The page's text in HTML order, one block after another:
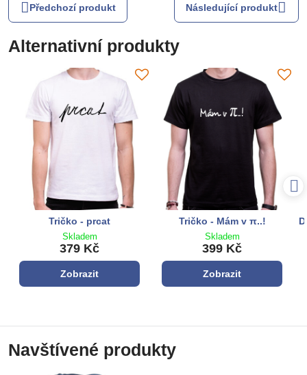
Předchozí produkt Následující produkt
Alternativní produkty
Tričko - prcat
Skladem
379 Kč
Zobrazit
Tričko - Mám v π..!
Skladem
399 Kč
Zobrazit
Navštívené produkty